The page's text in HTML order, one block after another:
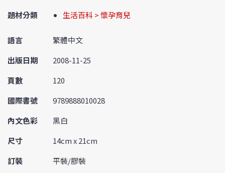
題材分類
生活百科 > 懷孕育兒
語言
繁體中文
出版日期
2008-11-25
頁數
120
國際書號
9789888010028
內文色彩
黑白
尺寸
14cm x 21cm
訂裝
平裝/膠裝